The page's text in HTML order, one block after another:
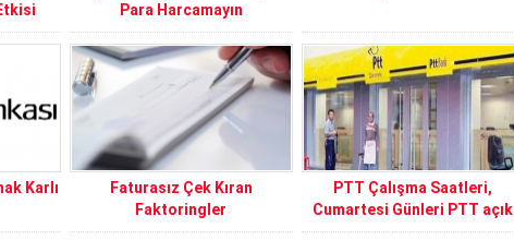
Para Harcamayın
Karlı
Faturasız Çek Kıran
Faktoringler
PTT Çalışma Saatleri,
Cumartesi Günleri PTT açık
mı? Açık Olan Şubeler